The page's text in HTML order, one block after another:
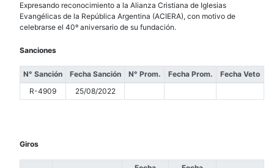
Expresando reconocimiento a la Alianza Cristiana de Iglesias
Evangélicas de la República Argentina (ACIERA), con motivo de
celebrarse el 40º aniversario de su fundación.
Sanciones
N° Sanción Fecha Sanción N° Prom. Fecha Prom.
Fecha Veto
R-4909
25/08/2022
Giros